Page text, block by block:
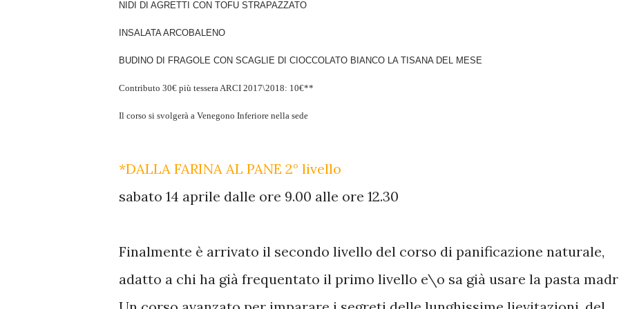
NIDI DI AGRETTI CON TOFU STRAPAZZATO
INSALATA ARCOBALENO
BUDINO DI FRAGOLE CON SCAGLIE DI CIOCCOLATO BIANCO LA TISANA DEL MESE
Contributo 30€ più tessera ARCI 2017\2018: 10€**
Il corso si svolgerà a Venegono Inferiore nella sede
*DALLA FARINA AL PANE 2° livello
sabato 14 aprile dalle ore 9.00 alle ore 12.30
Finalmente è arrivato il secondo livello del corso di panificazione naturale,
adatto a chi ha già frequentato il primo livello e\o sa già usare la pasta